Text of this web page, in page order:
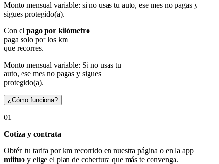
Monto mensual variable: si no usas tu auto, ese mes no pagas y
sigues protegido(a).
Con el pago por kilómetro
paga solo por los km
que recorres.
Monto mensual variable: Si no usas tu
auto, ese mes no pagas y sigues
protegido(a).
¿Cómo funciona?
01
Cotiza y contrata
Obtén tu tarifa por km recorrido en nuestra página o en la app
miituo y elige el plan de cobertura que más te convenga.